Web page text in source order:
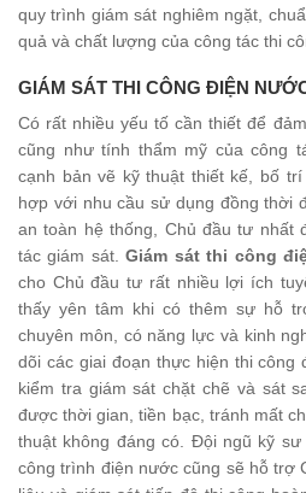
quy trình giám sát nghiêm ngặt,
quả và chất lượng của công tác thi
GIÁM SÁT THI CÔNG ĐIỆN
Có rất nhiều yếu tố cần thiết để
cũng như tính thẩm mỹ của công
cạnh bản vẽ kỹ thuật thiết kế, bố
hợp với nhu cầu sử dụng đồng thời
an toàn hệ thống, Chủ đầu tư nhất
tác giám sát.Giám sát thi công
cho Chủ đầu tư rất nhiều lợi ích
thấy yên tâm khi có thêm sự hỗ
chuyên môn, có năng lực và kinh
dõi các giai đoạn thực hiện thi công
kiểm tra giám sát chặt chẽ và sát
được thời gian, tiền bạc, tránh mất
thuật không đáng có. Đội ngũ kỹ
công trình điện nước cũng sẽ hỗ trợ